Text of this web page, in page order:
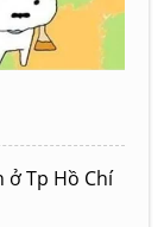
ở Tp Hồ Chí